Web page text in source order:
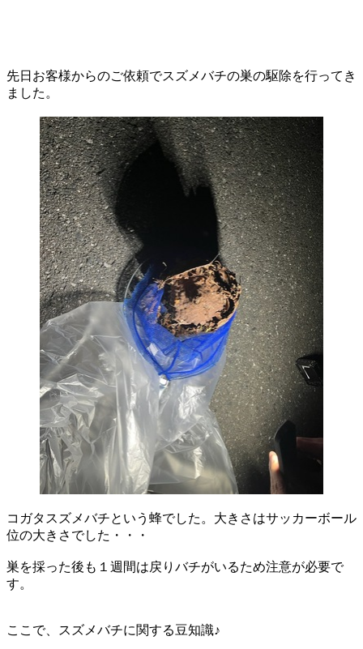
先日お客様からのご依頼でスズメバチの巣の駆除を行ってき
ました。
コガタスズメバチという蜂でした。大きさはサッカーボール
位の大きさでした・・・
巣を採った後も１週間は戻りバチがいるため注意が必要で
す。
ここで、スズメバチに関する豆知識♪